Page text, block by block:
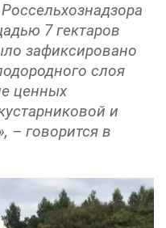
7 гектаров
зафиксировано
слоя
ценных
и
– говорится в